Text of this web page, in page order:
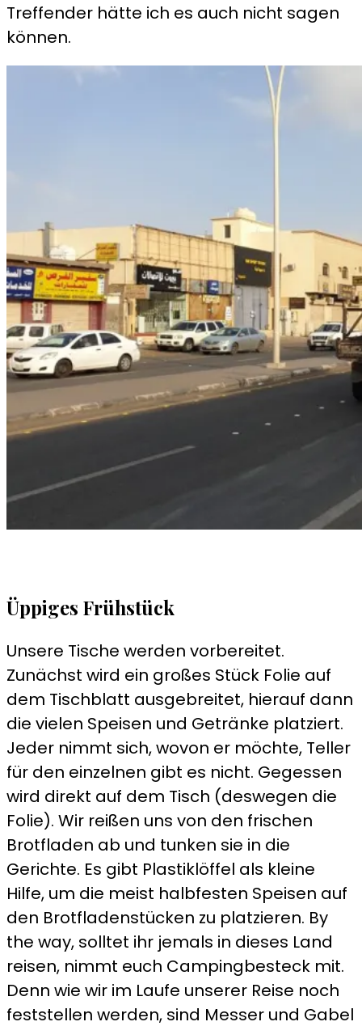
Treffender hätte ich es auch nicht sagen
können.
Üppiges Frühstück
Unsere Tische werden vorbereitet.
Zunächst wird ein großes Stück Folie auf
dem Tischblatt ausgebreitet, hierauf dann
die vielen Speisen und Getränke platziert.
Jeder nimmt sich, wovon er möchte, Teller
für den einzelnen gibt es nicht. Gegessen
wird direkt auf dem Tisch (deswegen die
Folie). Wir reißen uns von den frischen
Brotfladen ab und tunken sie in die
Gerichte. Es gibt Plastiklöffel als kleine
Hilfe, um die meist halbfesten Speisen auf
den Brotfladenstücken zu platzieren. By
the way, solltet ihr jemals in dieses Land
reisen, nimmt euch Campingbesteck mit.
Denn wie wir im Laufe unserer Reise noch
feststellen werden, sind Messer und Gabel